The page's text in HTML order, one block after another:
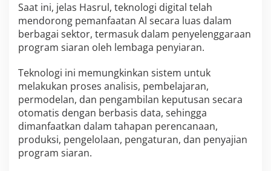
Saat ini, jelas Hasrul, teknologi digital telah
mendorong pemanfaatan Al secara luas dalam
berbagai sektor, termasuk dalam penyelenggaraan
program siaran oleh lembaga penyiaran.
Teknologi ini memungkinkan sistem untuk
melakukan proses analisis, pembelajaran,
permodelan, dan pengambilan keputusan secara
otomatis dengan berbasis data, sehingga
dimanfaatkan dalam tahapan perencanaan,
produksi, pengelolaan, pengaturan, dan penyajian
program siaran.